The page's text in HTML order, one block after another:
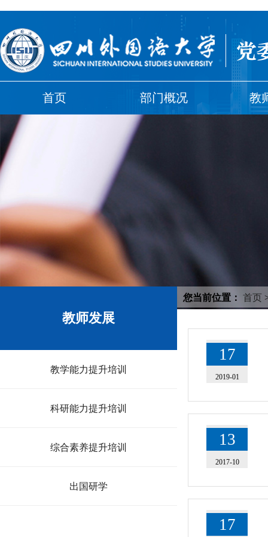
首页 部门概况 教
教师发展
教学能力提升培训
科研能力提升培训
综合素养提升培训
出国研学
您当前位置： 首页
17
2019-01
13
2017-10
17